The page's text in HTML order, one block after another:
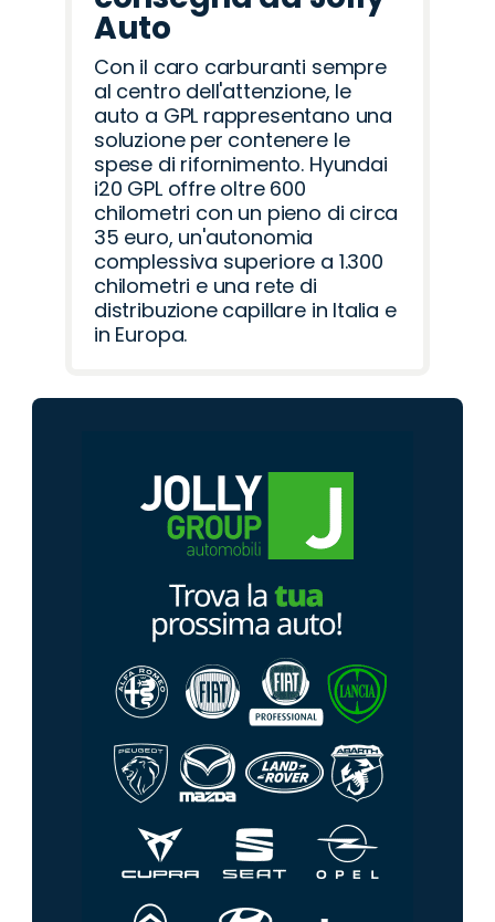
Auto
Con il caro carburanti sempre
al centro dell'attenzione, le
auto a GPL rappresentano una
soluzione per contenere le
spese di rifornimento. Hyundai
i20 GPL offre oltre 600
chilometri con un pieno di circa
35 euro, un'autonomia
complessiva superiore a 1.300
chilometri e una rete di
distribuzione capillare in Italia e
in Europa.